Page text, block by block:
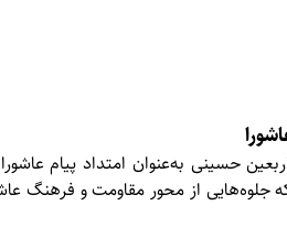
حسینی به‌عنوان امتداد پیام
از محور مقاومت و فرهنگ